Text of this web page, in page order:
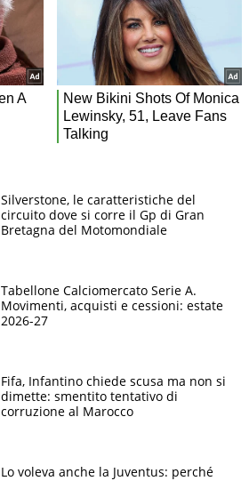
Silverstone, le caratteristiche del
circuito dove si corre il Gp di Gran
Bretagna del Motomondiale
Tabellone Calciomercato Serie A.
Movimenti, acquisti e cessioni: estate
2026-27
Fifa, Infantino chiede scusa ma non si
dimette: smentito tentativo di
corruzione al Marocco
Lo voleva anche la Juventus: perché